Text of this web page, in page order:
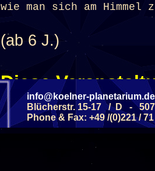
wie man sich am
(ab 6 J.)
Diese
Klicken Sie Hier
Diese
info@koelner-planetarium.de
Blücherstr. 15-17 / D -
Phone & Fax: +49 /(0)221 /